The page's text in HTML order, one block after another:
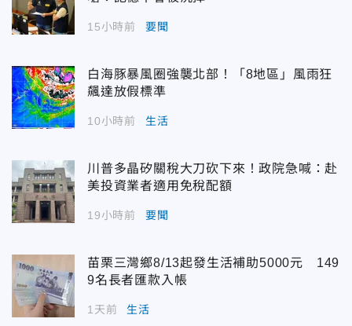
15小時前 要聞
白海豚暴風圈強襲北部！「8地區」風雨狂
飆達放假標準
10小時前 生活
川普多晶矽關稅大刀砍下來！政院急喊：赴
美投資業者適用免稅配額
19小時前 要聞
苗栗三灣鄉8/13起發生活補助5000元 149
9名長者匯款入帳
1天前 生活